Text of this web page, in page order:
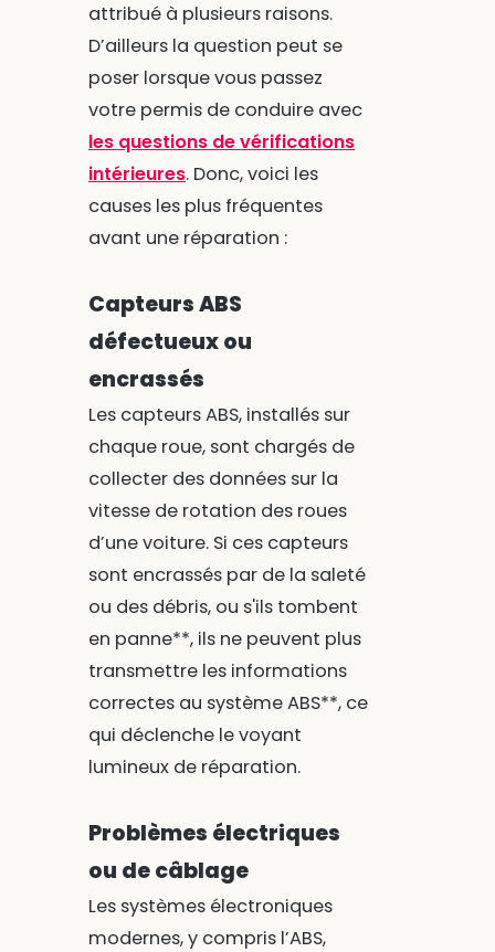
attribué à plusieurs raisons.
D’ailleurs la question peut se
poser lorsque vous passez
votre permis de conduire avec
les questions de vérifications
intérieures. Donc, voici les
causes les plus fréquentes
avant une réparation :
Capteurs ABS
défectueux ou
encrassés
Les capteurs ABS, installés sur
chaque roue, sont chargés de
collecter des données sur la
vitesse de rotation des roues
d’une voiture. Si ces capteurs
sont encrassés par de la saleté
ou des débris, ou s'ils tombent
en panne**, ils ne peuvent plus
transmettre les informations
correctes au système ABS**, ce
qui déclenche le voyant
lumineux de réparation.
Problèmes électriques
ou de câblage
Les systèmes électroniques
modernes, y compris l’ABS,